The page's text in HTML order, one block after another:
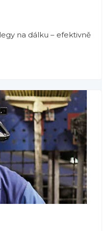
na dálku – efektivně